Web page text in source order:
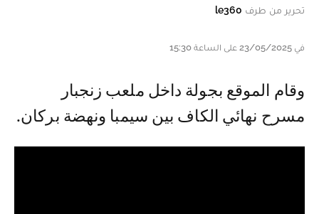
تحرير من طرف le360
في 23/05/2025 على الساعة 15:30
وقام الموقع بجولة داخل ملعب زنجبار
مسرح نهائي الكاف بين سيمبا ونهضة بركان.